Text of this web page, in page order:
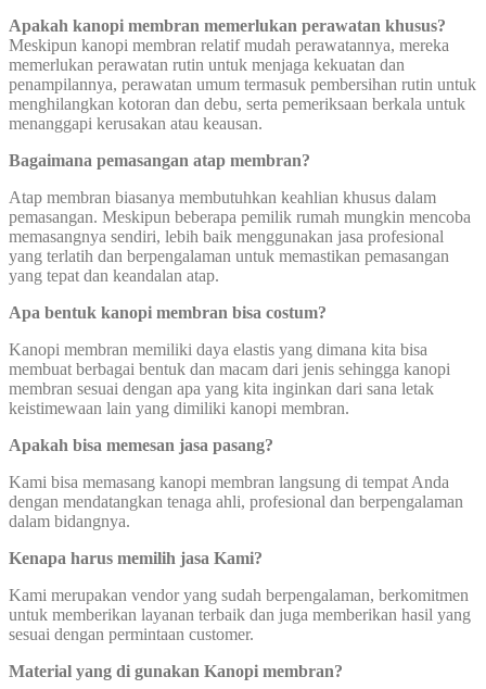
Apakah kanopi membran memerlukan perawatan khusus?
Meskipun kanopi membran relatif mudah perawatannya, mereka
memerlukan perawatan rutin untuk menjaga kekuatan dan
penampilannya, perawatan umum termasuk pembersihan rutin untuk
menghilangkan kotoran dan debu, serta pemeriksaan berkala untuk
menanggapi kerusakan atau keausan.
Bagaimana pemasangan atap membran?
Atap membran biasanya membutuhkan keahlian khusus dalam
pemasangan. Meskipun beberapa pemilik rumah mungkin mencoba
memasangnya sendiri, lebih baik menggunakan jasa profesional
yang terlatih dan berpengalaman untuk memastikan pemasangan
yang tepat dan keandalan atap.
Apa bentuk kanopi membran bisa costum?
Kanopi membran memiliki daya elastis yang dimana kita bisa
membuat berbagai bentuk dan macam dari jenis sehingga kanopi
membran sesuai dengan apa yang kita inginkan dari sana letak
keistimewaan lain yang dimiliki kanopi membran.
Apakah bisa memesan jasa pasang?
Kami bisa memasang kanopi membran langsung di tempat Anda
dengan mendatangkan tenaga ahli, profesional dan berpengalaman
dalam bidangnya.
Kenapa harus memilih jasa Kami?
Kami merupakan vendor yang sudah berpengalaman, berkomitmen
untuk memberikan layanan terbaik dan juga memberikan hasil yang
sesuai dengan permintaan customer.
Material yang di gunakan Kanopi membran?